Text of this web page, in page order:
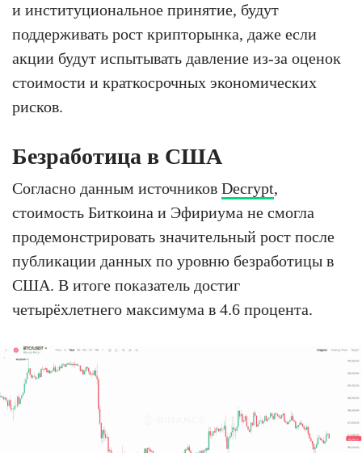
и институциональное принятие, будут
поддерживать рост крипторынка, даже если
акции будут испытывать давление из-за оценок
стоимости и краткосрочных экономических
рисков.
Безработица в США
Согласно данным источников Decrypt,
стоимость Биткоина и Эфириума не смогла
продемонстрировать значительный рост после
публикации данных по уровню безработицы в
США. В итоге показатель достиг
четырёхлетнего максимума в 4.6 процента.